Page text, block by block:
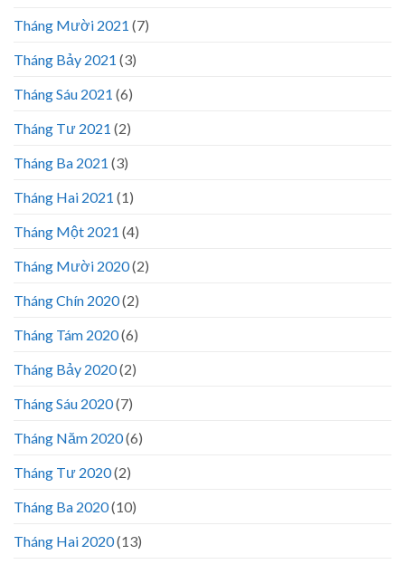
Tháng Mười 2021 (7)
Tháng Bảy 2021 (3)
Tháng Sáu 2021 (6)
Tháng Tư 2021 (2)
Tháng Ba 2021 (3)
Tháng Hai 2021 (1)
Tháng Một 2021 (4)
Tháng Mười 2020(2)
Tháng Chín 2020(2)
Tháng Tám 2020(6)
Tháng Bảy 2020(2)
Tháng Sáu 2020(7)
Tháng Năm 2020(6)
Tháng Tư 2020(2)
Tháng Ba 2020(10)
Tháng Hai 2020(13)